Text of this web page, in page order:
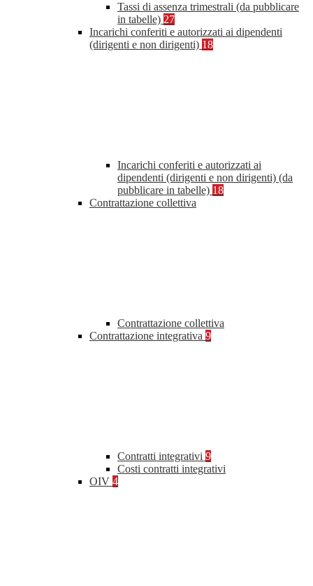
Tassi di assenza trimestrali (da pubblicare
in tabelle) 27
Incarichi conferiti e autorizzati ai dipendenti
(dirigenti e non dirigenti) 18
Incarichi conferiti e autorizzati ai
dipendenti (dirigenti e non dirigenti) (da
pubblicare in tabelle) 18
Contrattazione collettiva
Contrattazione collettiva
Contrattazione integrativa 9
Contratti integrativi 9
Costi contratti integrativi
OIV 4